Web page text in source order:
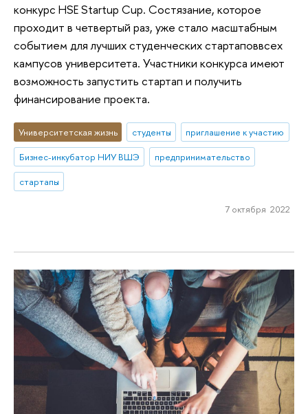
конкурс HSE Startup Cup. Состязание, которое
проходит в четвертый раз, уже стало масштабным
событием для лучших студенческих стартаповвсех
кампусов университета. Участники конкурса имеют
возможность запустить стартап и получить
финансирование проекта.
Университетская жизнь студенты
приглашение к участию
Бизнес-инкубатор НИУ ВШЭ
предпринимательство
стартапы
7 октября 2022